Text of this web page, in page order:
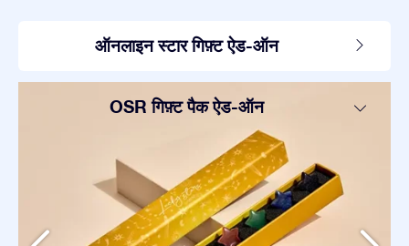
ऑनलाइन स्टार गिफ़्ट ऐड-ऑन
OSR गिफ़्ट पैक ऐड-ऑन